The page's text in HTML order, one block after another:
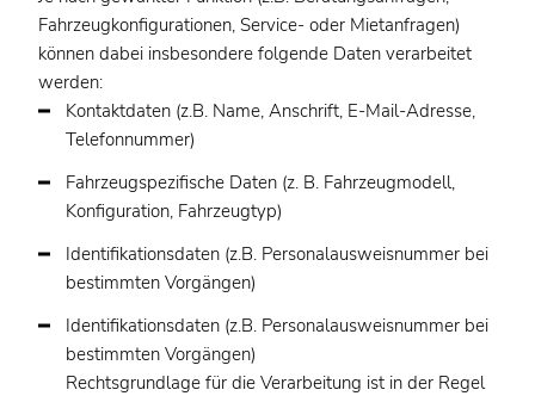
Fahrzeugkonfigurationen, Service- oder Mietanfragen)
können dabei insbesondere folgende Daten verarbeitet
werden:
Kontaktdaten (z.B. Name, Anschrift, E-Mail-Adresse,
Telefonnummer)
Fahrzeugspezifische Daten (z. B. Fahrzeugmodell,
Konfiguration, Fahrzeugtyp)
Identifikationsdaten (z.B. Personalausweisnummer bei
bestimmten Vorgängen)
Identifikationsdaten (z.B. Personalausweisnummer bei
bestimmten Vorgängen)
Rechtsgrundlage für die Verarbeitung ist in der Regel